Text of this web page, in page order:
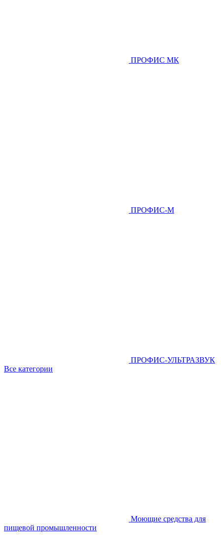
ПРОФИС МК
ПРОФИС-М
ПРОФИС-УЛЬТРАЗВУК
Все категории
Моющие средства для
пищевой промышленности